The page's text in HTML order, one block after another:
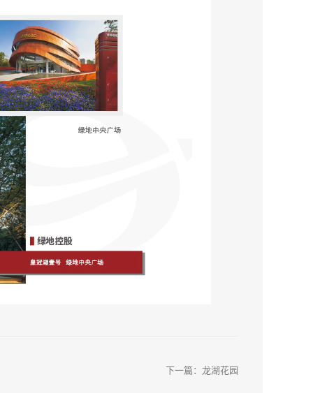
下一篇： 龙湖花园